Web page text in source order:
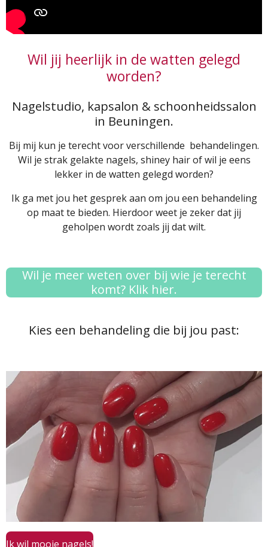
Wil jij heerlijk in de watten gelegd
worden?
Nagelstudio, kapsalon & schoonheidssalon
in Beuningen.
Bij mij kun je terecht voor verschillende behandelingen.
Wil je strak gelakte nagels, shiney hair of wil je eens
lekker in de watten gelegd worden?
Ik ga met jou het gesprek aan om jou een behandeling
op maat te bieden. Hierdoor weet je zeker dat jij
geholpen wordt zoals jij dat wilt.
Wil je meer weten over bij wie je terecht
komt? Klik hier.
Kies een behandeling die bij jou past:
Ik wil mooie nagels!